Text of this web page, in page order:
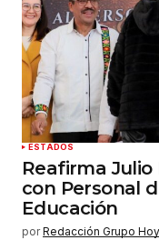
ESTADOS
Reafirma
con Personal
Educación
por Redacción Grupo Hoy